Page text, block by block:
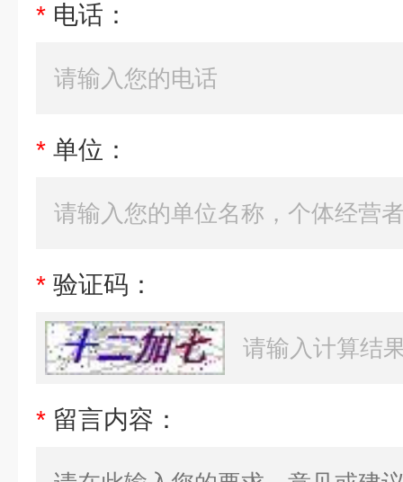
* 电话：
* 单位：
* 验证码：
* 留言内容：